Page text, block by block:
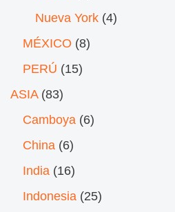
Nueva York (4)
MÉXICO (8)
PERÚ (15)
ASIA(83)
Camboya (6)
China (6)
India (16)
Indonesia (25)